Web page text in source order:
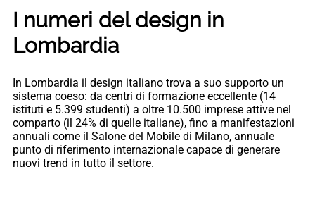
I numeri del design in
Lombardia
In Lombardia il design italiano trova a suo supporto un
sistema coeso: da centri di formazione eccellente (14
istituti e 5.399 studenti) a oltre 10.500 imprese attive nel
comparto (il 24% di quelle italiane), fino a manifestazioni
annuali come il Salone del Mobile di Milano, annuale
punto di riferimento internazionale capace di generare
nuovi trend in tutto il settore.